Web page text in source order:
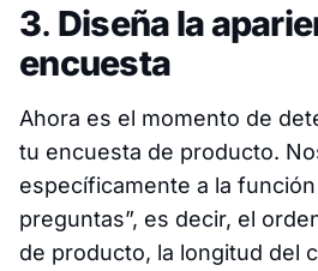
3. Diseña la
encuesta
Ahora es el momento de
tu encuesta de producto.
específicamente a la
preguntas”, es decir, el
de producto, la longitud del